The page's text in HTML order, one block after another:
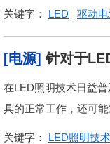
关键字： LED 驱动
[电源] 针对于
在LED照明技术日益
具的正常工作，还可
关键字： LED照明技术